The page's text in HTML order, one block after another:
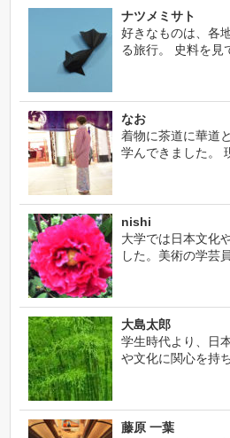
ナツメミサト
好きなものは、各
る旅行。 史料を見
なお
着物に茶道に華道
学んできました。
nishi
大学では日本文化
した。美術の学芸
大島太郎
学生時代より、日
や文化に関心を持
藤原 一葉